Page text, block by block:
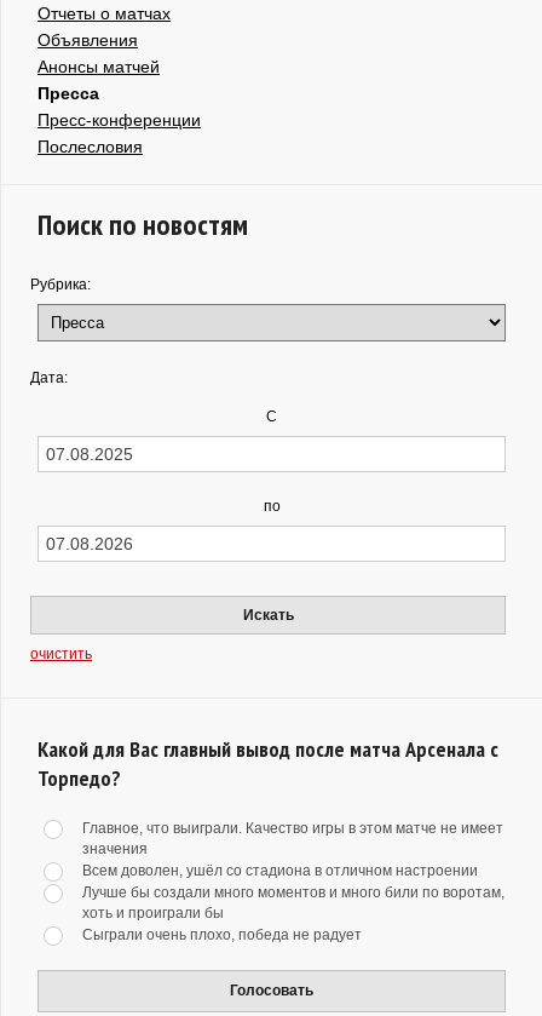
Отчеты о матчах
Объявления
Анонсы матчей
Пресса
Пресс-конференции
Послесловия
Поиск по новостям
Рубрика:
Дата:
С
по
Искать
очистить
Какой для Вас главный вывод после матча Арсенала с
Торпедо?
Главное, что выиграли. Качество игры в этом матче не имеет
значения
Всем доволен, ушёл со стадиона в отличном настроении
Лучше бы создали много моментов и много били по воротам,
хоть и проиграли бы
Сыграли очень плохо, победа не радует
Голосовать